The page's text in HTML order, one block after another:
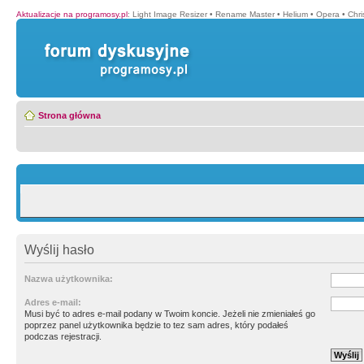
Aktualizacje na programosy.pl: Light Image Resizer • Rename Master • Helium • Opera •
Strona główna
Wyślij hasło
Nazwa użytkownika:
Adres e-mail:
Musi być to adres e-mail podany w Twoim koncie. Jeżeli nie zmieniałeś go
poprzez panel użytkownika będzie to tez sam adres, który podałeś
podczas rejestracji.